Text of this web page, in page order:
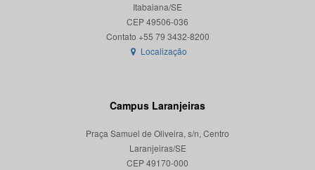
Itabaiana/SE
CEP 49506-036
Localização
Campus Laranjeiras
Praça Samuel de Oliveira, s/n, Centro
Laranjeiras/SE
CEP 49170-000